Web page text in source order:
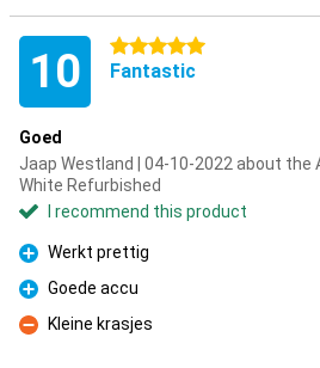
10 5 stars
Fantastic
Goed
Jaap Westland | 04-10-2022 about the
White Refurbished
I recommend this product
Pro
Werkt prettig
Pro
Goede accu
Con
Kleine krasjes